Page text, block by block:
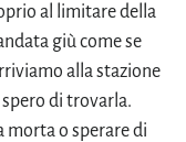
al limitare della
giù come se
alla stazione
di trovarla.
morta o sperare di